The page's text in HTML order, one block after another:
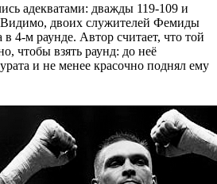
адекватами: дважды 119-109 и
Видимо, двоих служителей Фемиды
в 4-м раунде. Автор считает, что той
чтобы взять раунд: до неё
и не менее красочно поднял ему